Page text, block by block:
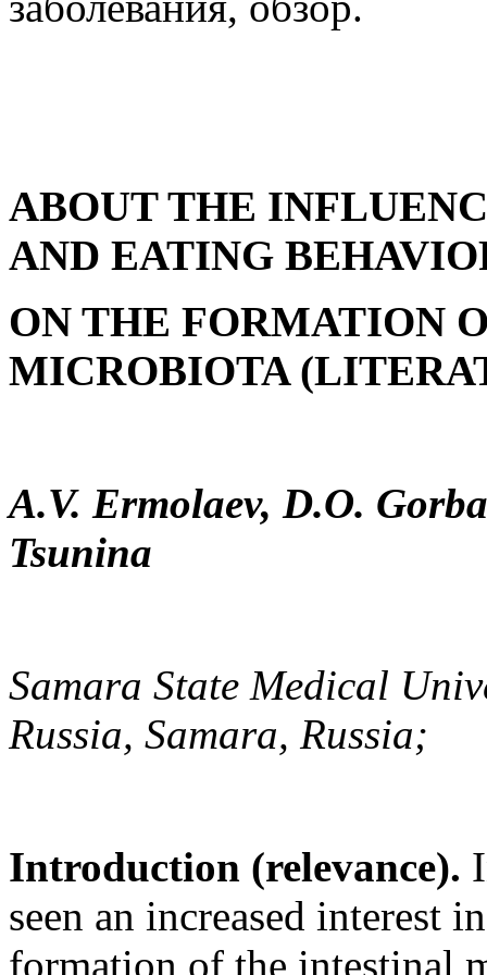
ABOUT THE
AND EATING
ON THE FORMATION
MICROBIOTA
A.V. Ermolaev, D.O.
Tsunina
Samara State Medical
Russia, Samara, Russia;
Introduction (relevance).
seen an increased interest
formation of the intestinal